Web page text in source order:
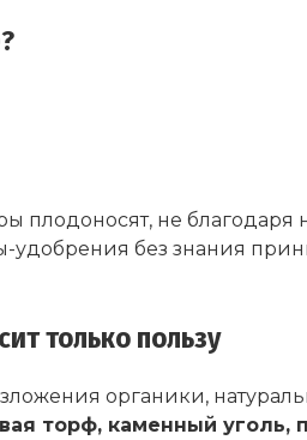
не благодаря
удобрения без знания
только пользу
органики,
торф, каменный уголь,